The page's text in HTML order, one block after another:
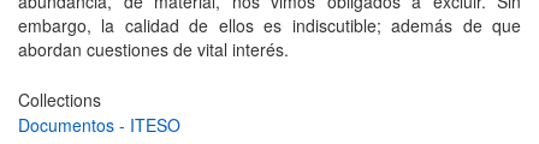
embargo, la calidad de ellos es indiscutible; además de que
abordan cuestiones de vital interés.
Collections
Documentos - ITESO